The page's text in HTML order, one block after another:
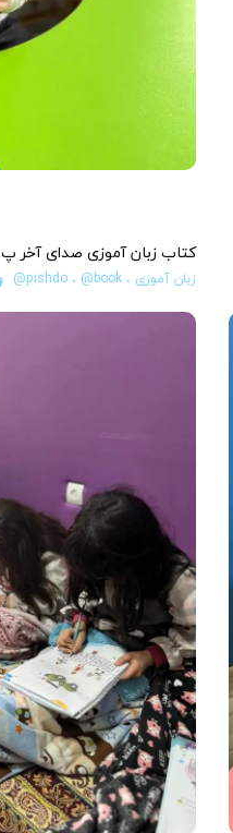
کتاب زبان آموزی صدای آخر پ
@pishdo، @book، زبان آموزی